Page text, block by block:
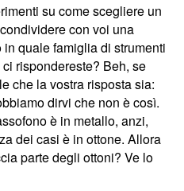
su come scegliere un
con voi una
quale famiglia di strumenti
rispondereste? Beh, se
che la vostra risposta sia:
dirvi che non è così.
è in metallo, anzi,
dei casi è in ottone. Allora
parte degli ottoni? Ve lo